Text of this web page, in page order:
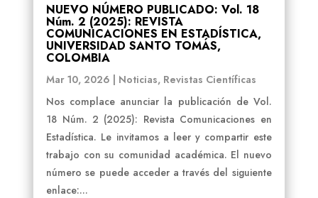
NUEVO NÚMERO PUBLICADO: Vol. 18
Núm. 2 (2025): REVISTA
COMUNICACIONES EN ESTADÍSTICA,
UNIVERSIDAD SANTO TOMÁS,
COLOMBIA
Mar 10, 2026 | Noticias, Revistas Científicas
Nos complace anunciar la publicación de Vol.
18 Núm. 2 (2025): Revista Comunicaciones en
Estadística. Le invitamos a leer y compartir este
trabajo con su comunidad académica. El nuevo
número se puede acceder a través del siguiente
enlace:...